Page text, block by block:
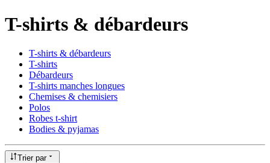
T-shirts & débardeurs
T-shirts & débardeurs
T-shirts
Débardeurs
T-shirts manches longues
Chemises & chemisiers
Polos
Robes t-shirt
Bodies & pyjamas
Trier par